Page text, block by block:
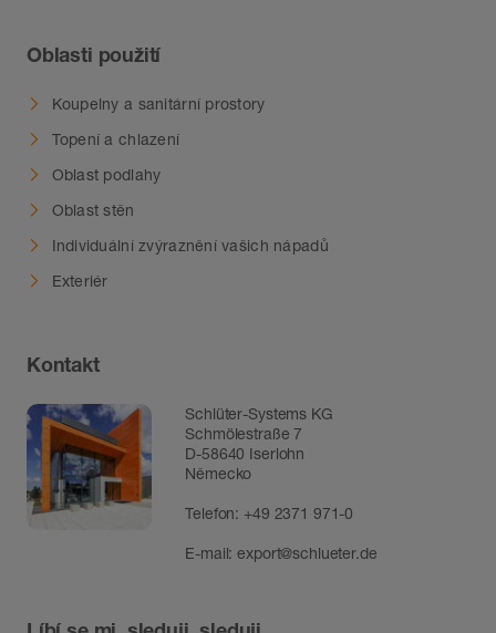
Oblasti použití
Koupelny a sanitární prostory
Topení a chlazení
Oblast podlahy
Oblast stěn
Individuální zvýraznění vašich nápadů
Exteriér
Kontakt
Schlüter-Systems KG
Schmölestraße 7
D-58640 Iserlohn
Německo
Telefon:+49 2371 971-0
E-mail:export@schlueter.de